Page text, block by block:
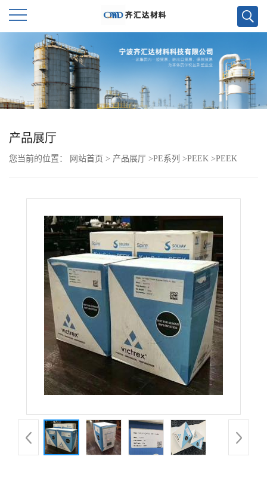
首
页
公
品
产品展厅
您当前的位置： 网站首页 > 产品展厅 >PE系列 >PEEK >PEEK